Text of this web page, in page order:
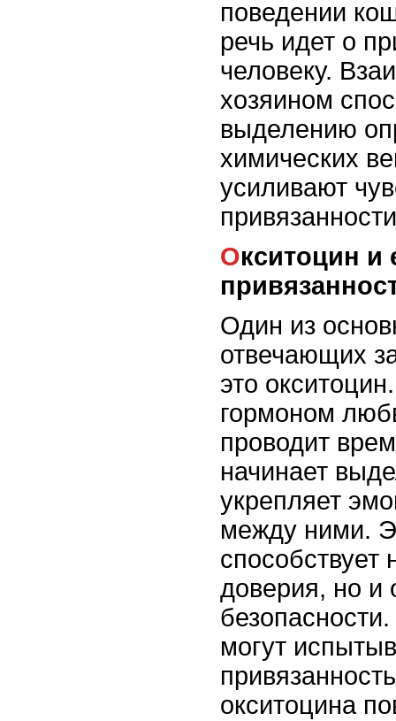
поведении
речь идет о
человеку.
хозяином
выделению
химических
усиливают
Окситоцин и его роль в
Один из
отвечающих
это
гормоном
проводит
начинает
укрепляет
между ними.
способствует
доверия, но
могут
окситоцина